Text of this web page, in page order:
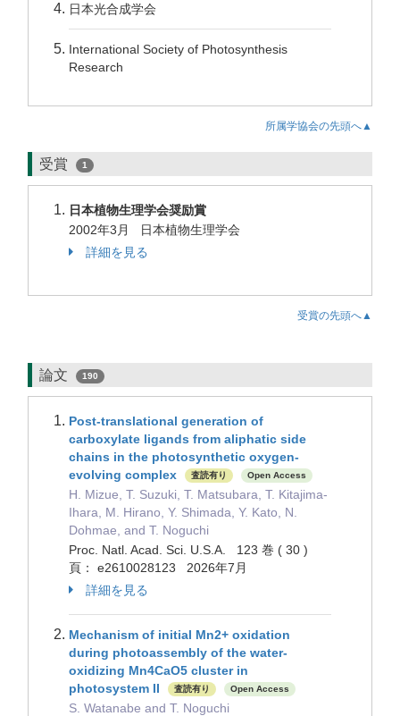
日本光合成学会
International Society of Photosynthesis
Research
所属学協会の先頭へ▲
受賞 1
日本植物生理学会奨励賞
2002年3月 日本植物生理学会
詳細を見る
受賞の先頭へ▲
論文 190
Post-translational generation of
carboxylate ligands from aliphatic side
chains in the photosynthetic oxygen-
evolving complex
査読有り Open Access
H. Mizue, T. Suzuki, T. Matsubara, T. Kitajima-
Ihara, M. Hirano, Y. Shimada, Y. Kato, N.
Dohmae, and T. Noguchi
Proc. Natl. Acad. Sci. U.S.A. 123 巻 ( 30 )
頁： e2610028123 2026年7月
詳細を見る
Mechanism of initial Mn2+ oxidation
during photoassembly of the water-
oxidizing Mn4CaO5 cluster in
photosystem II
査読有り Open Access
S. Watanabe and T. Noguchi